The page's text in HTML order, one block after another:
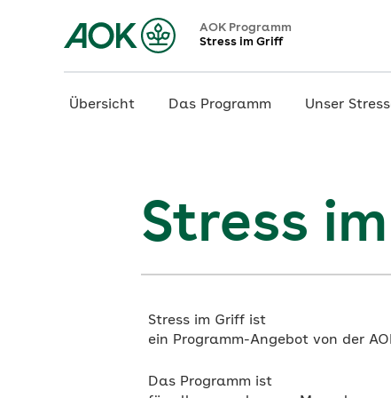
AOK Programm
Stress im Griff
Übersicht Das Programm Unser
Stress
Stress im Griff ist
ein Programm-Angebot von der
Das Programm ist